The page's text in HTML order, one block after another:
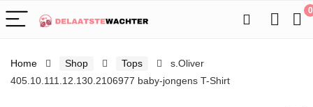
0
Home Shop Tops
s.Oliver
405.10.111.12.130.2106977 baby-jongens T-Shirt